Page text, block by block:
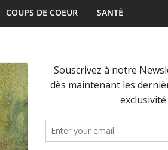
COUPS DE COEUR SANTÉ